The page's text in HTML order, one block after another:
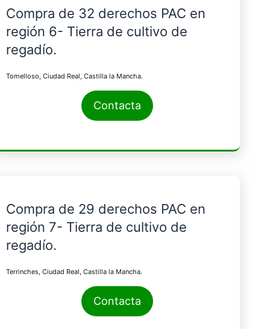
Compra de 32 derechos PAC en
región 6- Tierra de cultivo de
regadío.
Tomelloso, Ciudad Real, Castilla la Mancha.
Contacta
Compra de 29 derechos PAC en
región 7- Tierra de cultivo de
regadío.
Terrinches, Ciudad Real, Castilla la Mancha.
Contacta